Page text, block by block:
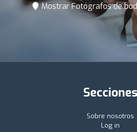
Mostrar Fotógrafos de
Secciones
Sobre nosotros
Log in